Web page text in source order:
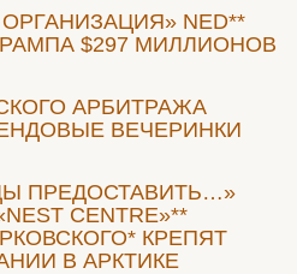
NED**
$297 МИЛЛИОНОВ
АРБИТРАЖА
ВЕЧЕРИНКИ
ПРЕДОСТАВИТЬ…»
CENTRE»**
КРЕПЯТ
В АРКТИКЕ